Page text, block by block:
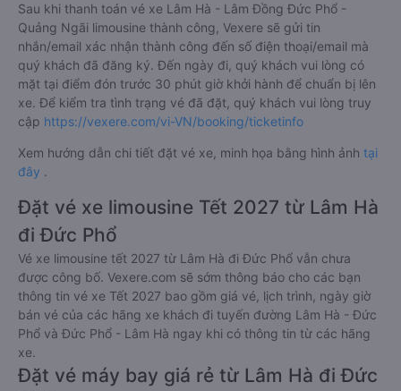
Sau khi thanh toán vé xe Lâm Hà - Lâm Đồng Đức Phổ -
Quảng Ngãi limousine thành công, Vexere sẽ gửi tin
nhắn/email xác nhận thành công đến số điện thoại/email mà
quý khách đã đăng ký. Đến ngày đi, quý khách vui lòng có
mặt tại điểm đón trước 30 phút giờ khởi hành để chuẩn bị lên
xe. Để kiểm tra tình trạng vé đã đặt, quý khách vui lòng truy
cập https://vexere.com/vi-VN/booking/ticketinfo
Xem hướng dẫn chi tiết đặt vé xe, minh họa bằng hình ảnh tại
đây .
Đặt vé xe limousine Tết 2027 từ Lâm Hà
đi Đức Phổ
Vé xe limousine tết 2027 từ Lâm Hà đi Đức Phổ vẫn chưa
được công bố. Vexere.com sẽ sớm thông báo cho các bạn
thông tin vé xe Tết 2027 bao gồm giá vé, lịch trình, ngày giờ
bán vé của các hãng xe khách đi tuyến đường Lâm Hà - Đức
Phổ và Đức Phổ - Lâm Hà ngay khi có thông tin từ các hãng
xe.
Đặt vé máy bay giá rẻ từ Lâm Hà đi Đức